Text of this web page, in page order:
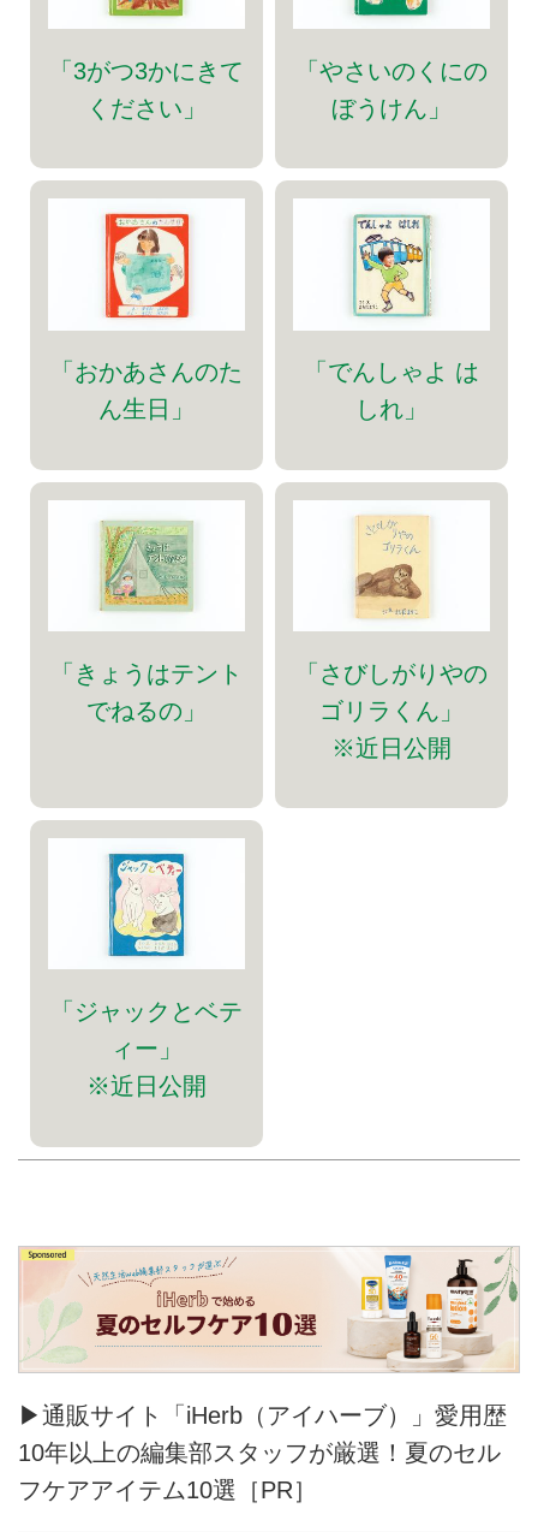
「3がつ3かにきて
ください」
「やさいのくにの
ぼうけん」
「おかあさんのた
ん生日」
「でんしゃよ は
しれ」
「きょうはテント
でねるの」
「さびしがりやの
ゴリラくん」
※近日公開
「ジャックとベテ
ィー」
※近日公開
▶通販サイト「iHerb（アイハーブ）」愛用歴
10年以上の編集部スタッフが厳選！夏のセル
フケアアイテム10選［PR］